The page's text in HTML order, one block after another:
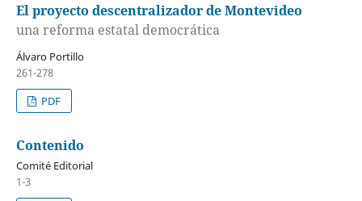
El proyecto descentralizador de Montevideo
una reforma estatal democrática
Álvaro Portillo
261-278
PDF
Contenido
Comité Editorial
1-3